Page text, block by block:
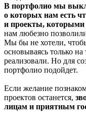
В портфолио мы
о которых нам есть
и проекты, которыми
нам любезно
Мы бы не хотели,
основываясь только
реализовали. Но для
портфолио подойдет.
Если желание
проектов останется,
лицам и приятным